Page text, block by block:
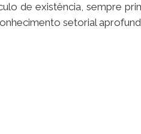
de existência, sempre
setorial